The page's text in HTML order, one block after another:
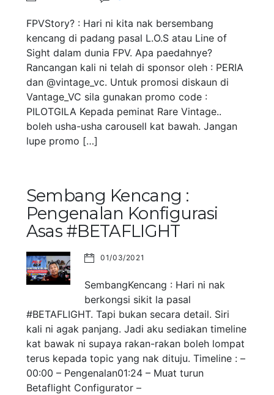
FPVStory? : Hari ni kita nak bersembang
kencang di padang pasal L.O.S atau Line of
Sight dalam dunia FPV. Apa paedahnye?
Rancangan kali ni telah di sponsor oleh : PERIA
dan @vintage_vc. Untuk promosi diskaun di
Vantage_VC sila gunakan promo code :
PILOTGILA Kepada peminat Rare Vintage..
boleh usha-usha carousell kat bawah. Jangan
lupe promo […]
Sembang Kencang :
Pengenalan Konfigurasi
Asas #BETAFLIGHT
01/03/2021
SembangKencang : Hari ni nak
berkongsi sikit la pasal
#BETAFLIGHT. Tapi bukan secara detail. Siri
kali ni agak panjang. Jadi aku sediakan timeline
kat bawak ni supaya rakan-rakan boleh lompat
terus kepada topic yang nak dituju. Timeline : –
00:00 – Pengenalan01:24 – Muat turun
Betaflight Configurator –